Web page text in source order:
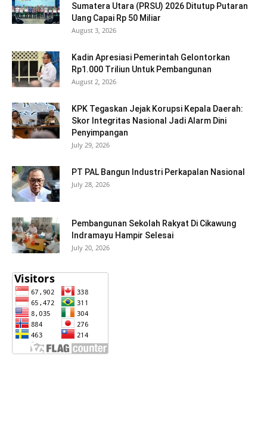
Sumatera Utara (PRSU) 2026 Ditutup Putaran
Uang Capai Rp 50 Miliar
August 3, 2026
Kadin Apresiasi Pemerintah Gelontorkan
Rp1.000 Triliun Untuk Pembangunan
August 2, 2026
KPK Tegaskan Jejak Korupsi Kepala Daerah:
Skor Integritas Nasional Jadi Alarm Dini
Penyimpangan
July 29, 2026
PT PAL Bangun Industri Perkapalan Nasional
July 28, 2026
Pembangunan Sekolah Rakyat Di Cikawung
Indramayu Hampir Selesai
July 20, 2026